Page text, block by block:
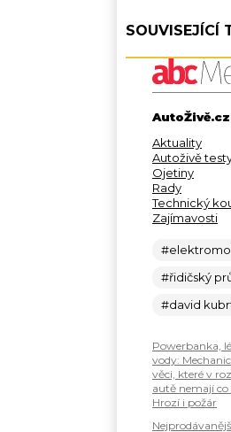
SOUVISEJÍCÍ
AutoŽivě.cz
Aktuality
Autoživě
Ojetiny
Rady
Technický
Zajímavosti
#řidičský
#david
Powerbanka,
vody:
věci, které v
autě nemají co
Hrozí i požár